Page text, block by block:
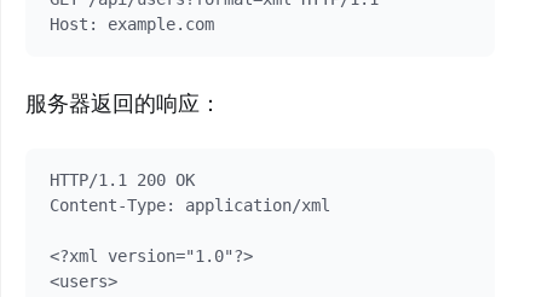
服务器返回的响应：
HTTP/1.1 200 OK
Content-Type: application/xml
<?xml version="1.0"?>
<users>